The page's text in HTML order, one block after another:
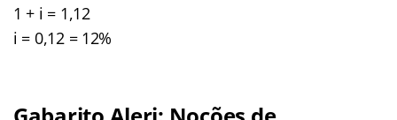
1 + i = 1,12
i = 0,12 = 12%